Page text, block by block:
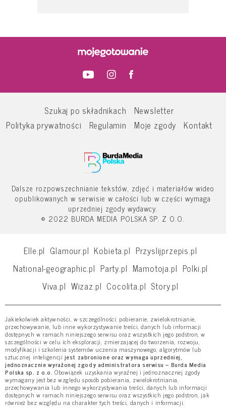
Szukaj po składnikach
Newsletter
Polityka prywatności
Regulamin Moje zgody Kontakt
Dalsze rozpowszechnianie tekstów, zdjęć i materiałów wideo
opublikowanych w serwisie w całości lub w części wymaga
uprzedniej zgody wydawcy.
© 2022 BURDA MEDIA POLSKA SP. Z O.O.
Elle.pl Glamour.pl Kobieta.pl Przyslijprzepis.pl
National-geographic.pl Party.pl Mamotoja.pl Polki.pl
Viva.pl Wizaz.pl Cocolita.pl Story.pl
Jakiekolwiek aktywności, w szczególności: pobieranie, zwielokrotnianie,
przechowywanie, lub inne wykorzystywanie treści, danych lub informacji
dostępnych w ramach niniejszego serwisu oraz wszystkich jego podstron, w
szczególności w celu ich eksploracji, zmierzającej do tworzenia, rozwoju,
modyfikacji i szkolenia systemów uczenia maszynowego, algorytmów lub
sztucznej inteligencji jest zabronione oraz wymaga uprzedniej,
jednoznacznie wyrażonej zgody administratora serwisu – Burda Media
Polska sp. z o.o. Obowiązek uzyskania wyraźnej i jednoznacznej zgody
wymagany jest bez względu sposób pobierania, zwielokrotniania,
przechowywania lub innego wykorzystywania treści, danych lub informacji
dostępnych w ramach niniejszego serwisu oraz wszystkich jego podstron, jak
również bez względu na charakter tych treści, danych i informacji.